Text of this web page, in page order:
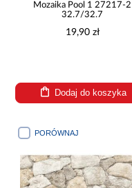
Mozaika Pool 1 27217-2
32.7/32.7
19,90 zł
Dodaj do koszyka
PORÓWNAJ